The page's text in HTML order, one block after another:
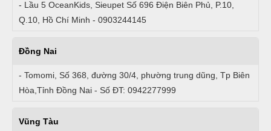
- Lầu 5 OceanKids, Sieupet Số 696 Điện Biên Phủ, P.10,
Q.10, Hồ Chí Minh - 0903244145
Đồng Nai
- Tomomi, Số 368, đường 30/4, phường trung dũng, Tp Biên
Hòa,Tỉnh Đồng Nai - Số ĐT: 0942277999
Vũng Tàu